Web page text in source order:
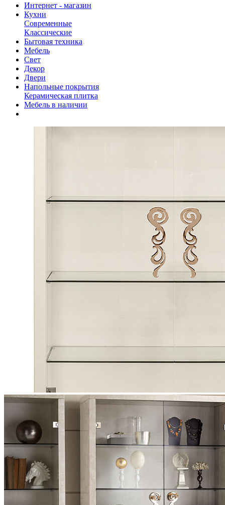
Интернет - магазин
Кухни
Современные
Классические
Бытовая техника
Мебель
Свет
Декор
Двери
Напольные покрытия
Керамическая плитка
Мебель в наличии